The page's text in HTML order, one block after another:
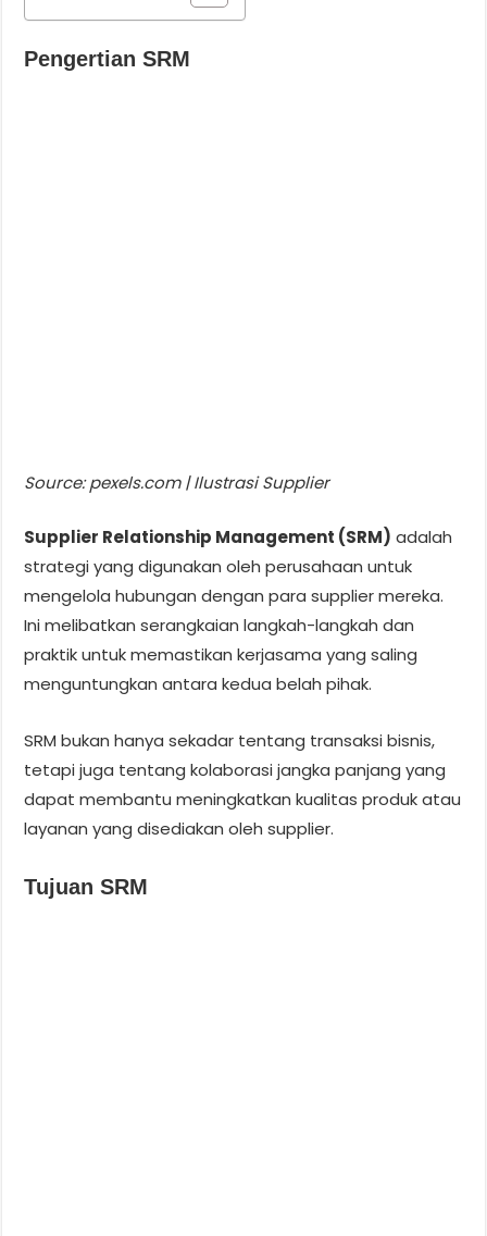
Pengertian SRM
Source: pexels.com | Ilustrasi Supplier
Supplier Relationship Management (SRM) adalah
strategi yang digunakan oleh perusahaan untuk
mengelola hubungan dengan para supplier mereka.
Ini melibatkan serangkaian langkah-langkah dan
praktik untuk memastikan kerjasama yang saling
menguntungkan antara kedua belah pihak.
SRM bukan hanya sekadar tentang transaksi bisnis,
tetapi juga tentang kolaborasi jangka panjang yang
dapat membantu meningkatkan kualitas produk atau
layanan yang disediakan oleh supplier.
Tujuan SRM